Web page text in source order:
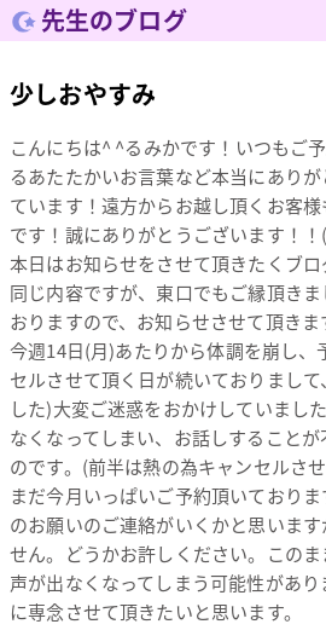
先生のブログ
少しおやすみ
こんにちは^ ^るみかです！いつもご
るあたたかいお言葉など本当にあり
ています！遠方からお越し頂くお客
です！誠にありがとうございます！
本日はお知らせをさせて頂きたくブ
同じ内容ですが、東口でもご縁頂き
おりますので、お知らせさせて頂き
今週14日(月)あたりから体調を崩し、
セルさせて頂く日が続いておりまし
した)大変ご迷惑をおかけしていまし
なくなってしまい、お話しすること
のです。(前半は熱の為キャンセルさ
まだ今月いっぱいご予約頂いており
のお願いのご連絡がいくかと思いま
せん。どうかお許しください。この
声が出なくなってしまう可能性があ
に専念させて頂きたいと思います。